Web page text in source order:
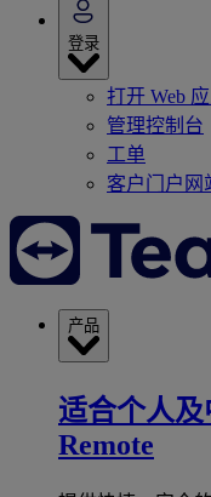
登录
打开 Web 应
管理控制台
工单
客户门户网
产品
适合个人
Remote